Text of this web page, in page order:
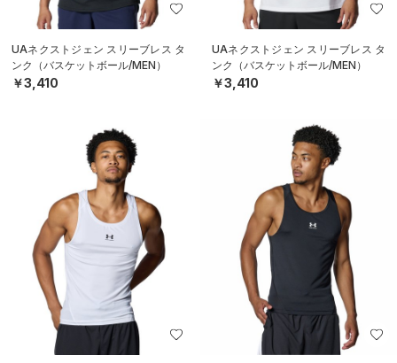
UAネクストジェン スリーブレス タ
ンク（バスケットボール/MEN）
￥3,410
UAネクストジェン スリーブレス タ
ンク（バスケットボール/MEN）
￥3,410